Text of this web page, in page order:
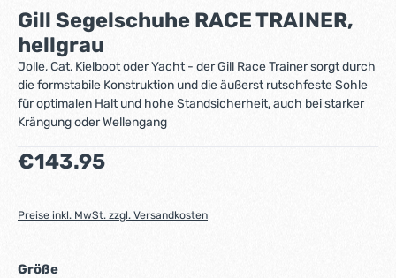
Durchschnittliche Bewertung von 0 von 5 Sternen
Gill Segelschuhe RACE TRAINER,
hellgrau
Jolle, Cat, Kielboot oder Yacht - der Gill Race Trainer sorgt durch
die formstabile Konstruktion und die äußerst rutschfeste Sohle
für optimalen Halt und hohe Standsicherheit, auch bei starker
Krängung oder Wellengang
Regulärer Preis:
€143.95
Preise inkl. MwSt. zzgl. Versandkosten
Größeauswählen